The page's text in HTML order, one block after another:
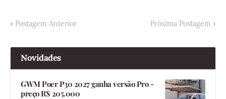
Postagem Anterior Próxima Postagem
Novidades
GWM Poer P30 2027 ganha versão Pro -
preço R$ 205.000